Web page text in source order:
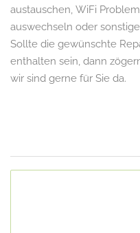
austauschen, WiFi
auswechseln oder
Sollte die gewünschte
enthalten sein, dann
wir sind gerne für Sie da.